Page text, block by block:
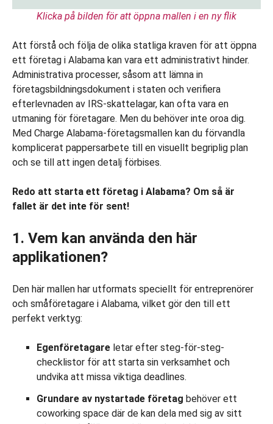
Klicka på bilden för att öppna mallen i en ny flik
Att förstå och följa de olika statliga kraven för att öppna
ett företag i Alabama kan vara ett administrativt hinder.
Administrativa processer, såsom att lämna in
företagsbildningsdokument i staten och verifiera
efterlevnaden av IRS-skattelagar, kan ofta vara en
utmaning för företagare. Men du behöver inte oroa dig.
Med Charge Alabama-företagsmallen kan du förvandla
komplicerat pappersarbete till en visuellt begriplig plan
och se till att ingen detalj förbises.
Redo att starta ett företag i Alabama? Om så är
fallet är det inte för sent!
1. Vem kan använda den här
applikationen?
Den här mallen har utformats speciellt för entreprenörer
och småföretagare i Alabama, vilket gör den till ett
perfekt verktyg:
Egenföretagare letar efter steg-för-steg-
checklistor för att starta sin verksamhet och
undvika att missa viktiga deadlines.
Grundare av nystartade företag behöver ett
coworking space där de kan dela med sig av sitt